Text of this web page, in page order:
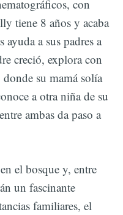
con
tiene 8 años y acaba
ayuda a sus padres a
creció, explora con
su mamá solía
a otra niña de su
ambas da paso a
el bosque y, entre
un fascinante
familiares, el